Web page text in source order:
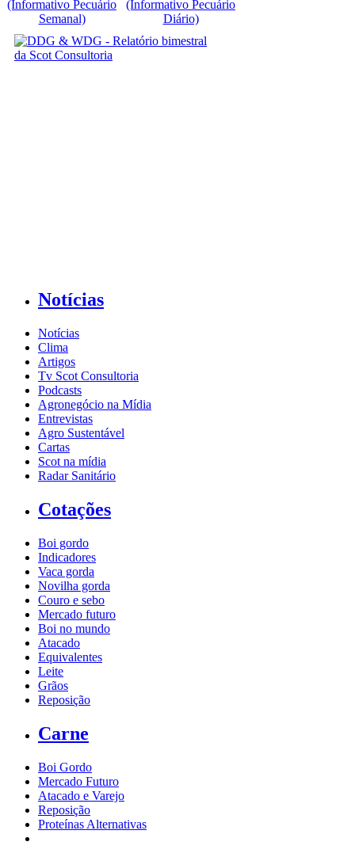
(Informativo Pecuário
Semanal)
(Informativo Pecuário
Diário)
Notícias
Notícias
Clima
Artigos
Tv Scot Consultoria
Podcasts
Agronegócio na Mídia
Entrevistas
Agro Sustentável
Cartas
Scot na mídia
Radar Sanitário
Cotações
Boi gordo
Indicadores
Vaca gorda
Novilha gorda
Couro e sebo
Mercado futuro
Boi no mundo
Atacado
Equivalentes
Leite
Grãos
Reposição
Carne
Boi Gordo
Mercado Futuro
Atacado e Varejo
Reposição
Proteínas Alternativas